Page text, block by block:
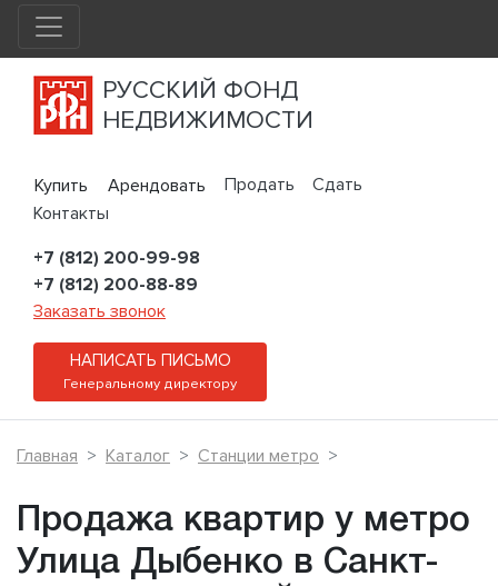
РУССКИЙ ФОНД
НЕДВИЖИМОСТИ
Купить Арендовать Продать
Сдать
Контакты
+7 (812) 200-99-98
+7 (812) 200-88-89
Заказать звонок
НАПИСАТЬ ПИСЬМО
Генеральному директору
Главная Каталог Станции метро
Продажа квартир у метро
Улица Дыбенко в Санкт-